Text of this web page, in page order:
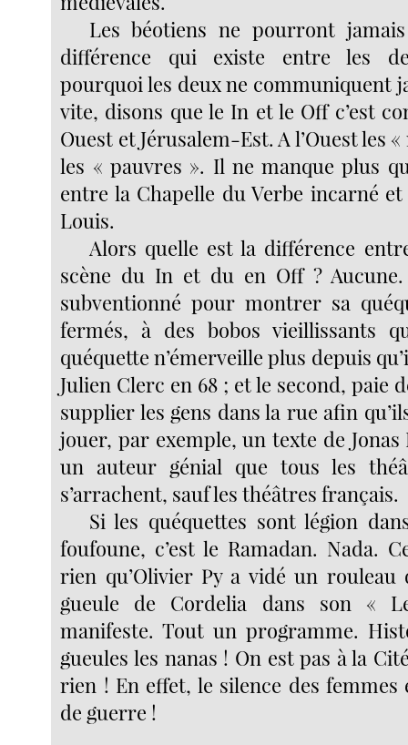
Les béotiens ne pourront
différence qui existe entre les
pourquoi les deux ne communiquent
vite, disons que le In et le Off c’est
Ouest et Jérusalem-Est. A l’Ouest les «
les « pauvres ». Il ne manque plus
entre la Chapelle du Verbe incarné
Louis.
Alors quelle est la différence
scène du In et du en Off ?
subventionné pour montrer sa
fermés, à des bobos vieillissants
quéquette n’émerveille plus depuis
Julien Clerc en 68 ; et le second, paie
supplier les gens dans la rue afin
jouer, par exemple, un texte de
un auteur génial que tous les
s’arrachent, sauf les théâtres français.
Si les quéquettes sont légion
foufoune, c’est le Ramadan. Nada.
rien qu’Olivier Py a vidé un
gueule de Cordelia dans son «
manifeste. Tout un programme.
gueules les nanas ! On est pas à la
rien ! En effet, le silence des femmes
de guerre !